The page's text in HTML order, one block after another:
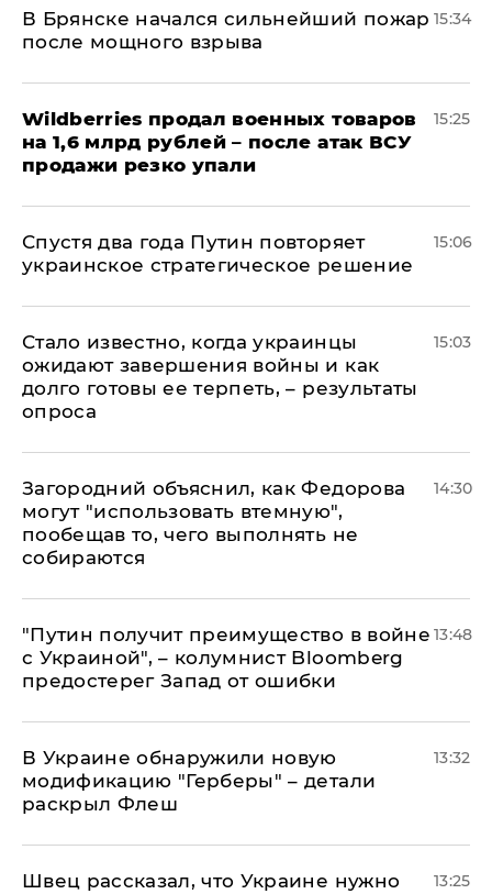
В Брянске начался сильнейший пожар
после мощного взрыва
15:34
​Wildberries продал военных товаров
на 1,6 млрд рублей – после атак ВСУ
продажи резко упали
15:25
Спустя два года Путин повторяет
украинское стратегическое решение
15:06
Стало известно, когда украинцы
ожидают завершения войны и как
долго готовы ее терпеть, – результаты
опроса
15:03
Загородний объяснил, как Федорова
могут "использовать втемную",
пообещав то, чего выполнять не
собираются
14:30
"Путин получит преимущество в войне
с Украиной", – колумнист Bloomberg
предостерег Запад от ошибки
13:48
В Украине обнаружили новую
модификацию "Герберы" – детали
раскрыл Флеш
13:32
Швец рассказал, что Украине нужно
13:25